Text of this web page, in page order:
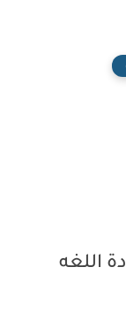
اللغه